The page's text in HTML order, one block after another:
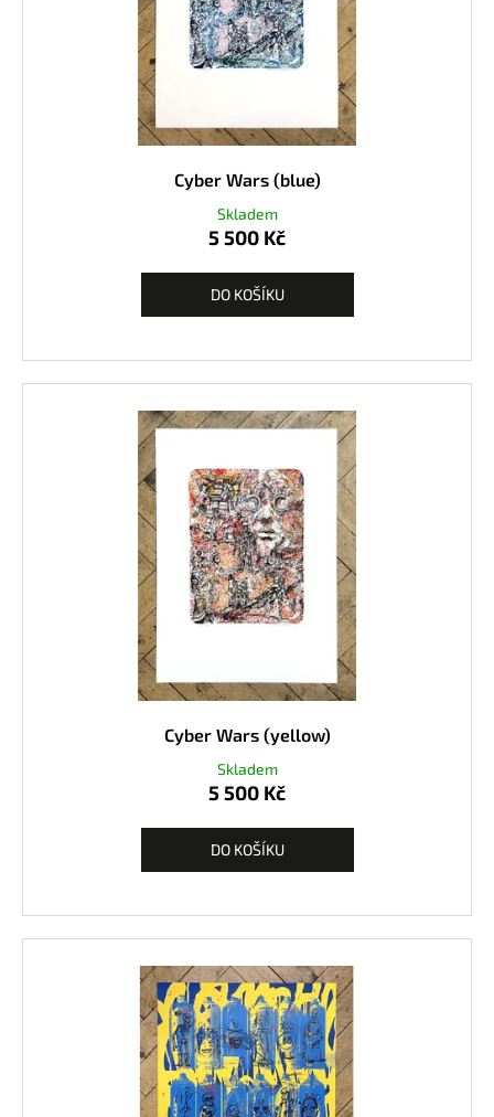
Cyber Wars (blue)
Skladem
5 500 Kč
DO KOŠÍKU
Cyber Wars (yellow)
Skladem
5 500 Kč
DO KOŠÍKU